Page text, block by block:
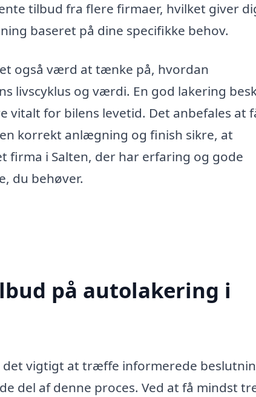
tilbud fra flere firmaer, hvilket giver
baseret på dine specifikke behov.
også værd at tænke på, hvordan
livscyklus og værdi. En god lakering
vitalt for bilens levetid. Det anbefales at
korrekt anlægning og finish sikre, at
i Salten, der har erfaring og gode
du behøver.
på autolakering i
vigtigt at træffe informerede
del af denne proces. Ved at få mindst